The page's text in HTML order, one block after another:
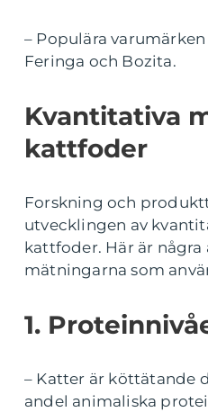
– Populära
Feringa och Bozita.
Kvantitativa
kattfoder
Forskning och
utvecklingen av
kattfoder. Här är några
mätningarna som
1.
– Katter är köttätande
andel animaliska